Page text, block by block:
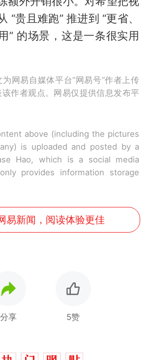
“贵且难跑” 推进到 “更省、
” 的场景，这是一条很实用
网易自媒体平台“网易号”作者上传
作者观点。网易仅提供信息发布平
above (including the pictures
is uploaded and posted by a
Hao, which is a social media
provides information storage
易新闻，阅读体验更佳
分享 5赞